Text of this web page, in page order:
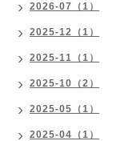
2026-07（1）
2025-12（1）
2025-11（1）
2025-10（2）
2025-05（1）
2025-04（1）